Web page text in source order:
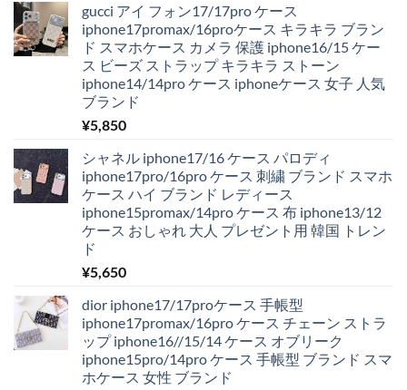
gucci アイ フォン17/17pro ケース
iphone17promax/16proケース キラキラ ブラン
ド スマホケース カメラ 保護 iphone16/15 ケー
ス ビーズ ストラップ キラキラ ストーン
iphone14/14pro ケース iphoneケース 女子 人気
ブランド
¥5,850
シャネル iphone17/16 ケース パロディ
iphone17pro/16pro ケース 刺繍 ブランド スマホ
ケース ハイ ブランド レディース
iphone15promax/14pro ケース 布 iphone13/12
ケース おしゃれ 大人 プレゼント用 韓国 トレン
ド
¥5,650
dior iphone17/17proケース 手帳型
iphone17promax/16pro ケース チェーン ストラ
ップ iphone16//15/14 ケース オブリーク
iphone15pro/14pro ケース 手帳型 ブランド スマ
ホケース 女性 ブランド